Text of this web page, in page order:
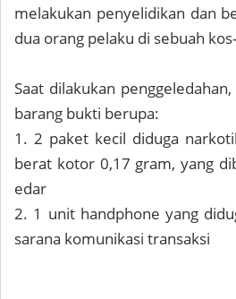
melakukan penyelidikan dan
dua orang pelaku di sebuah
Saat dilakukan
barang bukti berupa:
1. 2 paket kecil diduga
berat kotor 0,17 gram, yang
edar
2. 1 unit handphone yang
sarana komunikasi transaksi